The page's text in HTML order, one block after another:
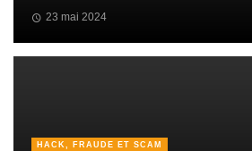
23 mai 2024
HACK, FRAUDE ET SCAM